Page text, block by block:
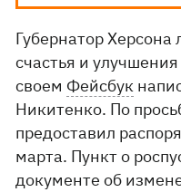
Губернатор
счастья и
своем Фейсбук
Никитенко. По
предоставил
марта. Пункт о
документе об